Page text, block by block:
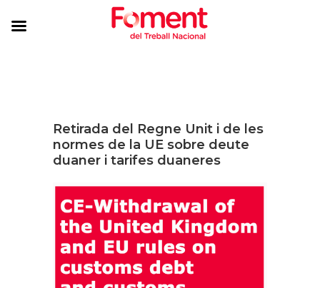
Retirada del Regne Unit i de les
normes de la UE sobre deute
duaner i tarifes duaneres